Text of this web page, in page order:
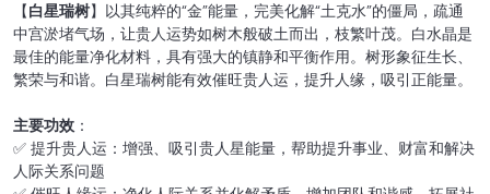
【白星瑞树】以其纯粹的“金”能量，完美化解“土克水”的僵局，疏通
中宫淤堵气场，让贵人运势如树木般破土而出，枝繁叶茂。白水晶是
最佳的能量净化材料，具有强大的镇静和平衡作用。树形象征生长、
繁荣与和谐。白星瑞树能有效催旺贵人运，提升人缘，吸引正能量。
主要功效 ：
✅ 提升贵人运：增强、吸引贵人星能量，帮助提升事业、财富和解决
人际关系问题